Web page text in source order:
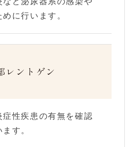
に行います。
レントゲン
症性疾患の有無を確認
す。